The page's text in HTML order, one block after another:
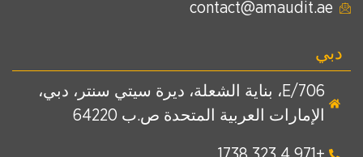
contact@amaudit.ae
دبي
E/706، بناية الشعلة، ديرة سيتي سنتر، دبي،
الإمارات العربية المتحدة ص.ب 64220